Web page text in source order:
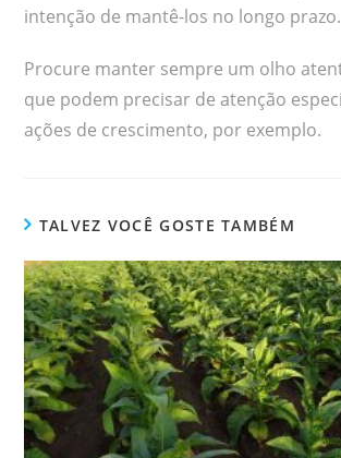
intenção de mantê-los no longo prazo.
Procure manter sempre um olho
que podem precisar de atenção
ações de crescimento, por exemplo.
TALVEZ VOCÊ GOSTE TAMBÉM